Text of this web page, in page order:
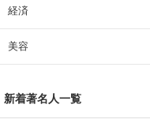
経済
美容
新着著名人一覧